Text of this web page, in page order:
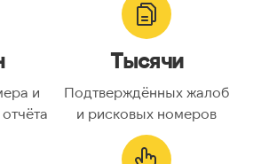
9637935940
и
Тысячи
Подтверждённых жалоб
и рисковых номеров